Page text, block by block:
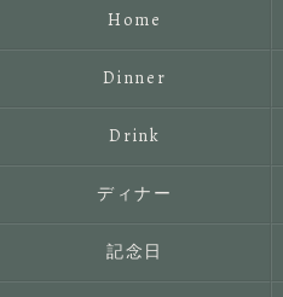
Home
Dinner
Drink
ディナー
記念日